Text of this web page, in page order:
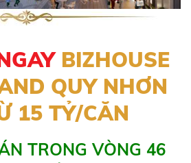
BIZHOUSE
QUY NHƠN
15 TỶ/CĂN
TRONG VÒNG 46